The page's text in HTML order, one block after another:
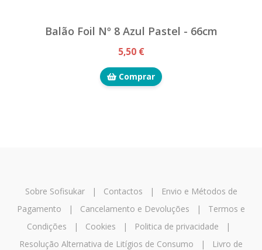
Balão Foil Nº 8 Azul Pastel - 66cm
5,50 €
Comprar
Sobre Sofisukar| Contactos |
Envio e Métodos de
Pagamento | Cancelamento e Devoluções | Termos e
Condições | Cookies | Politica de privacidade |
Resolução Alternativa de Litígios de Consumo |
Livro de